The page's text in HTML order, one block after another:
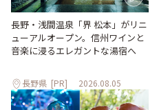
長野・浅間温泉「界 松本」がリニ
ューアルオープン。信州ワインと
音楽に浸るエレガントな湯宿へ
長野県 [PR] 2026.08.05